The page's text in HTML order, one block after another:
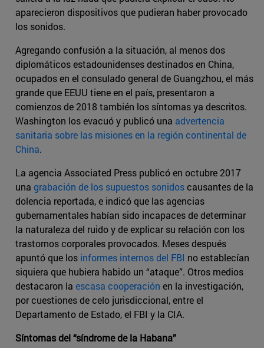
aparecieron dispositivos que pudieran haber provocado
los sonidos.
Agregando confusión a la situación, al menos dos
diplomáticos estadounidenses destinados en China,
ocupados en el consulado general de Guangzhou, el más
grande que EEUU tiene en el país, presentaron a
comienzos de 2018 también los síntomas ya descritos.
Washington los evacuó y publicó una advertencia
sanitaria sobre las misiones en la región continental de
China.
La agencia Associated Press publicó en octubre 2017
una grabación de los supuestos sonidoscausantes de la
dolencia reportada, e indicó que las agencias
gubernamentales habían sido incapaces de determinar
la naturaleza del ruido y de explicar su relación con los
trastornos corporales provocados. Meses después
apuntó que los informes internos del FBI no establecían
siquiera que hubiera habido un “ataque”. Otros medios
destacaron la escasa cooperación en la investigación,
por cuestiones de celo jurisdiccional, entre el
Departamento de Estado, el FBI y la CIA.
Síntomas del “síndrome de la Habana”